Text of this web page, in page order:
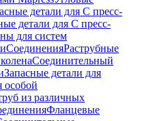
детали для С пресс-
детали для С пресс-
для систем
СоединенияРаструбные
Соединительный
Запасные детали для
особой
из различных
Фланцевые